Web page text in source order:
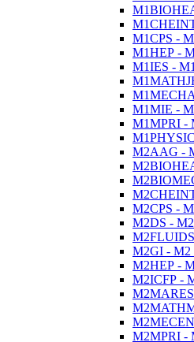
M1CPS -
M1HEP -
M1IES -
M1MIE -
M1MPRI -
M2AAG -
M2CPS -
M2DS -
M2FLUIDS
M2GI - M2
M2HEP -
M2ICFP -
M2MARES
M2MPRI -